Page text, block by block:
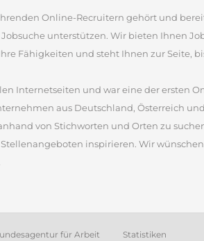
Online-Recruitern gehört und
unterstützen. Wir bieten Ihnen
Fähigkeiten und steht Ihnen zur Seite,
Internetseiten und war eine der ersten
aus Deutschland, Österreich
von Stichworten und Orten zu
inspirieren. Wir
für Arbeit Statistiken